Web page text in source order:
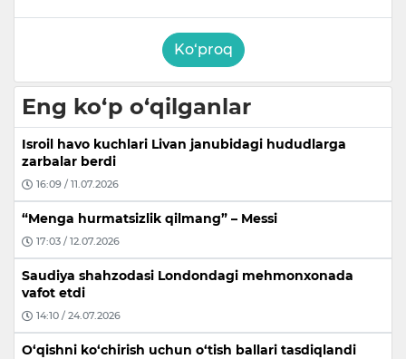
Ko‘proq
Eng ko‘p o‘qilganlar
Isroil havo kuchlari Livan janubidagi hududlarga
zarbalar berdi
16:09 / 11.07.2026
“Menga hurmatsizlik qilmang” – Messi
17:03 / 12.07.2026
Saudiya shahzodasi Londondagi mehmonxonada
vafot etdi
14:10 / 24.07.2026
O‘qishni ko‘chirish uchun o‘tish ballari tasdiqlandi